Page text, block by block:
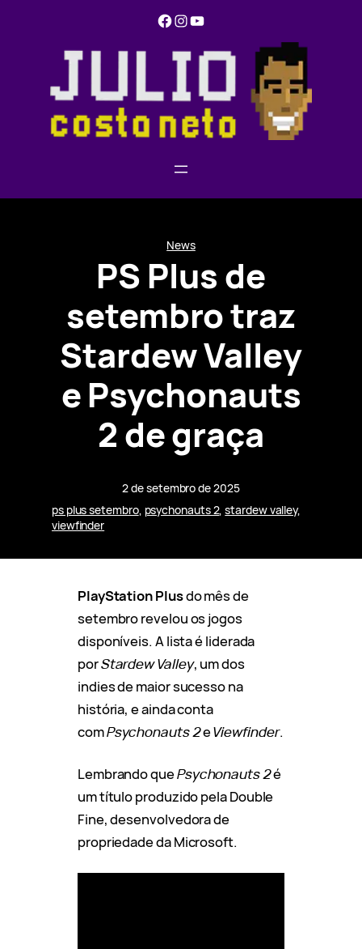
Facebook Instagram YouTube
News
PS Plus de
setembro traz
Stardew Valley
e Psychonauts
2 de graça
2 de setembro de 2025
ps plus setembro, psychonauts 2, stardew valley
viewfinder
PlayStation Plusdo mês de
setembro revelou os jogos
disponíveis. A lista é liderada
porStardew Valley, um dos
indies de maior sucesso na
história, e ainda conta
comPsychonauts 2eViewfinder.
Lembrando quePsychonauts 2é
um título produzido pela Double
Fine, desenvolvedora de
propriedade da Microsoft.